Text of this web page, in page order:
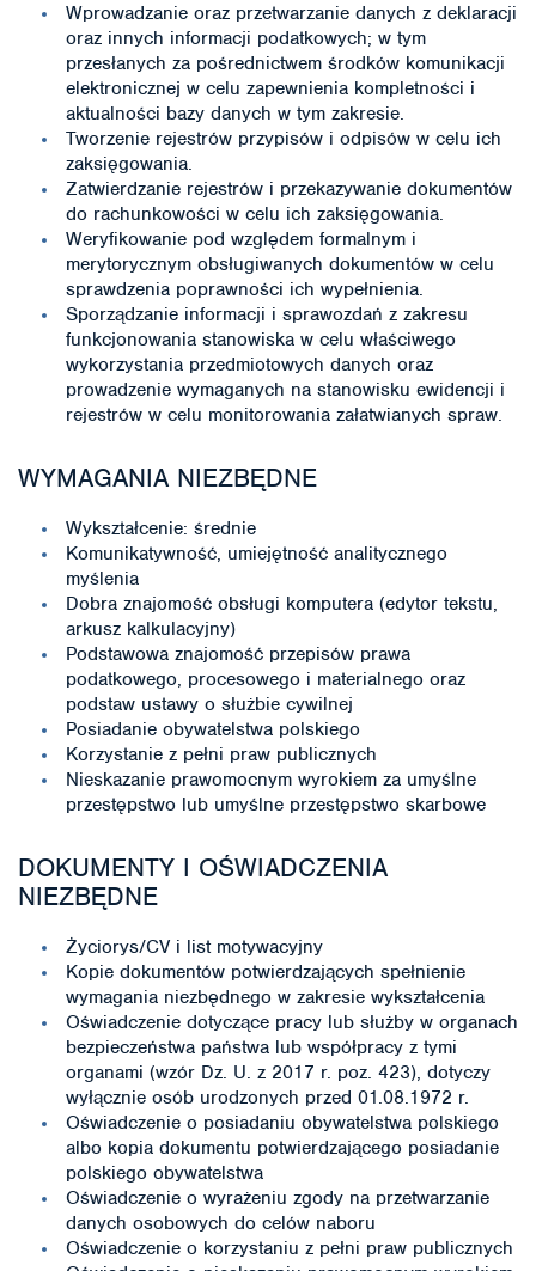
Wprowadzanie oraz przetwarzanie danych z deklaracji
oraz innych informacji podatkowych; w tym
przesłanych za pośrednictwem środków komunikacji
elektronicznej w celu zapewnienia kompletności i
aktualności bazy danych w tym zakresie.
Tworzenie rejestrów przypisów i odpisów w celu ich
zaksięgowania.
Zatwierdzanie rejestrów i przekazywanie dokumentów
do rachunkowości w celu ich zaksięgowania.
Weryfikowanie pod względem formalnym i
merytorycznym obsługiwanych dokumentów w celu
sprawdzenia poprawności ich wypełnienia.
Sporządzanie informacji i sprawozdań z zakresu
funkcjonowania stanowiska w celu właściwego
wykorzystania przedmiotowych danych oraz
prowadzenie wymaganych na stanowisku ewidencji i
rejestrów w celu monitorowania załatwianych spraw.
WYMAGANIA NIEZBĘDNE
Wykształcenie: średnie
Komunikatywność, umiejętność analitycznego
myślenia
Dobra znajomość obsługi komputera (edytor tekstu,
arkusz kalkulacyjny)
Podstawowa znajomość przepisów prawa
podatkowego, procesowego i materialnego oraz
podstaw ustawy o służbie cywilnej
Posiadanie obywatelstwa polskiego
Korzystanie z pełni praw publicznych
Nieskazanie prawomocnym wyrokiem za umyślne
przestępstwo lub umyślne przestępstwo skarbowe
DOKUMENTY I OŚWIADCZENIA
NIEZBĘDNE
Życiorys/CV i list motywacyjny
Kopie dokumentów potwierdzających spełnienie
wymagania niezbędnego w zakresie wykształcenia
Oświadczenie dotyczące pracy lub służby w organach
bezpieczeństwa państwa lub współpracy z tymi
organami (wzór Dz. U. z 2017 r. poz. 423), dotyczy
wyłącznie osób urodzonych przed 01.08.1972 r.
Oświadczenie o posiadaniu obywatelstwa polskiego
albo kopia dokumentu potwierdzającego posiadanie
polskiego obywatelstwa
Oświadczenie o wyrażeniu zgody na przetwarzanie
danych osobowych do celów naboru
Oświadczenie o korzystaniu z pełni praw publicznych